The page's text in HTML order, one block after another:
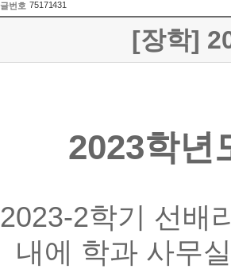
글번호 75171431
[장학]
2023학년
2023-2학기 선배
내에 학과 사무